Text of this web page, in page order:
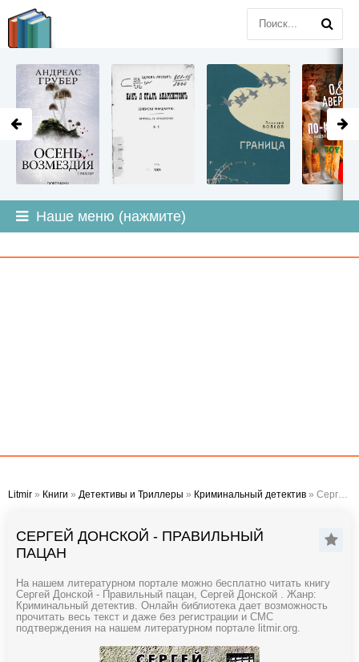
Наше меню (нажмите)
Litmir » Книги » Детективы и Триллеры » Криминальный детектив » Сергей Донской - Правильный пацан
СЕРГЕЙ ДОНСКОЙ - ПРАВИЛЬНЫЙ
ПАЦАН
На нашем литературном портале можно бесплатно читать книгу
Сергей Донской - Правильный пацан, Сергей Донской . Жанр:
Криминальный детектив. Онлайн библиотека дает возможность
прочитать весь текст и даже без регистрации и СМС
подтверждения на нашем литературном портале litmir.org.
LITMIR.ORG